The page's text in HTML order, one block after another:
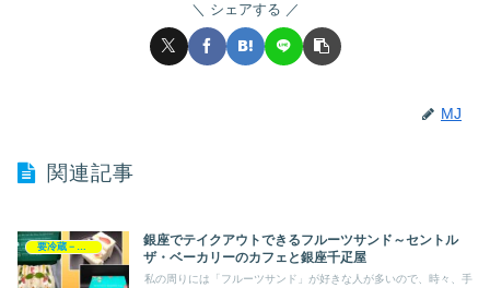
シェアする
MJ
関連記事
銀座でテイクアウトできるフルーツサンド～セントル
ザ・ベーカリーのカフェと銀座千疋屋
私の周りには「フルーツサンド」が好きな人が多いので、時々、手